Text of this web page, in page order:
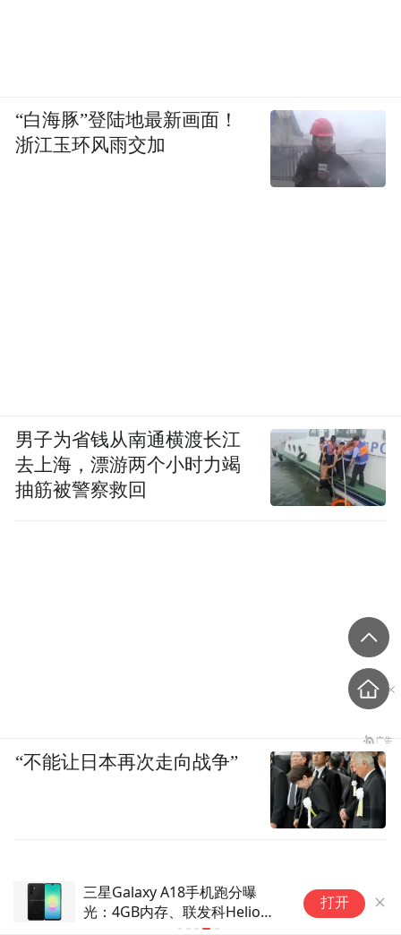
三星Galaxy A18手机跑分曝
光：4GB内存、联发科Helio
打开
“白海豚”登陆地最新画面！
浙江玉环风雨交加
男子为省钱从南通横渡长江
去上海，漂游两个小时力竭
抽筋被警察救回
“不能让日本再次走向战争”